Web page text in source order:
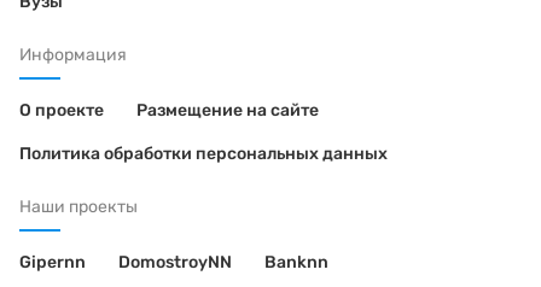
Информация
О проекте Размещение на сайте
Политика обработки персональных данных
Наши проекты
Gipernn DomostroyNN Banknn